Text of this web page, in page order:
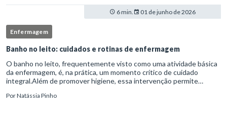
6 min. 01 de junho de 2026
Enfermagem
Banho no leito: cuidados e rotinas de enfermagem
O banho no leito, frequentemente visto como uma atividade básica
da enfermagem, é, na prática, um momento crítico de cuidado
integral.Além de promover higiene, essa intervenção permite
PorNatássia Pinho